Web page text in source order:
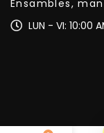
Ensambles,
LUN - VI: 10:00